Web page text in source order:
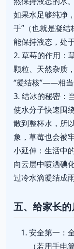
如果水足够纯净
手”（也就是凝
能保持液态，处
2. 草莓的作用：
颗粒、天然杂质
“凝结核”——相当
3. 结冰的秘密：
使水分子快速围
散到整杯水，所
象，草莓也会被
小延伸：生活中
向云层中喷洒碘
过冷水滴凝结成
五、给家长的
安全第一：
（若用手电